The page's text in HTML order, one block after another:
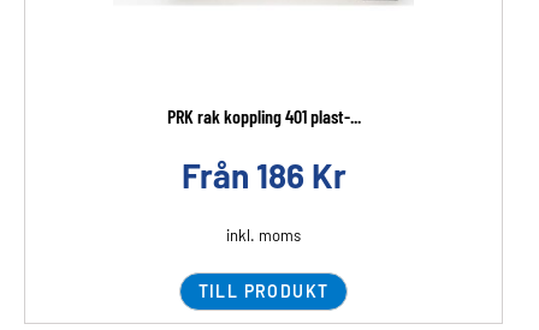
PRK rak koppling 401 plast-...
Från 186 Kr
inkl. moms
TILL PRODUKT